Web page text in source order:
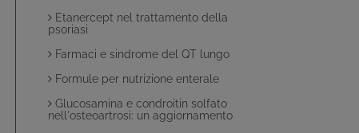
Etanercept nel trattamento della
psoriasi
Farmaci e sindrome del QT lungo
Formule per nutrizione enterale
Glucosamina e condroitin solfato
nell'osteoartrosi: un aggiornamento